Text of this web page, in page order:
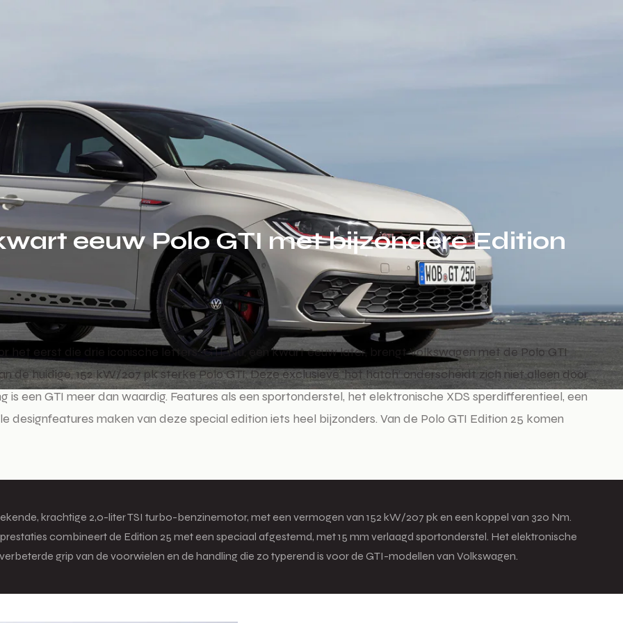
eeuw Polo GTI met bijzondere Edition
het eerst die drie iconische letters: GTI. Nu, een kwart eeuw later, brengt Volkswagen met de Polo GTI
de huidige, 152 kW/207 pk sterke Polo GTI. Deze exclusieve ‘hot hatch’ onderscheidt zich niet alleen door
een GTI meer dan waardig. Features als een sportonderstel, het elektronische XDS sperdifferentieel, een
maken van deze special edition iets heel bijzonders. Van de Polo GTI Edition 25 komen
krachtige 2,0-liter TSI turbo-benzinemotor, met een vermogen van 152 kW/207 pk en een koppel van 320 Nm.
combineert de Edition 25 met een speciaal afgestemd, met 15 mm verlaagd sportonderstel. Het elektronische
grip van de voorwielen en de handling die zo typerend is voor de GTI-modellen van Volkswagen.